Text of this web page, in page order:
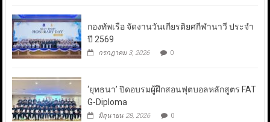
กองทัพเรือ จัดงานวันเกียรติยศกีฬานาวี ประจำ
ปี 2569
กรกฎาคม 3, 2026 0
‘ยุทธนา’ ปิดอบรมผู้ฝึกสอนฟุตบอลหลักสูตร FAT
G-Diploma
มิถุนายน 28, 2026 0